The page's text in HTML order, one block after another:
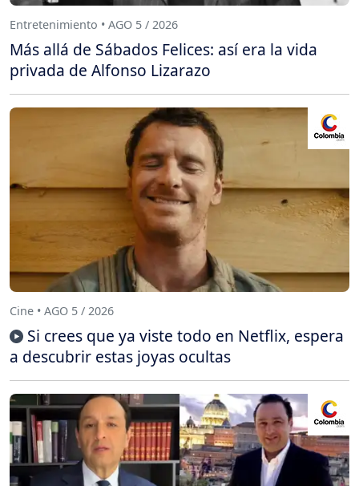
Entretenimiento • AGO 5 / 2026
Más allá de Sábados Felices: así era la vida
privada de Alfonso Lizarazo
Cine • AGO 5 / 2026
Si crees que ya viste todo en Netflix, espera
a descubrir estas joyas ocultas